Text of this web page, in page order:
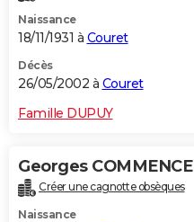
Naissance
18/11/1931 à Couret
Décès
26/05/2002 à Couret
Famille DUPUY
Georges COMMENCE
Créer une cagnotte obsèques
Naissance